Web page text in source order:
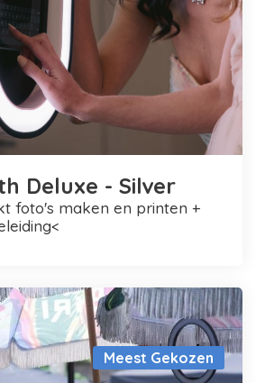
Deluxe - Silver
Meest Gekozen